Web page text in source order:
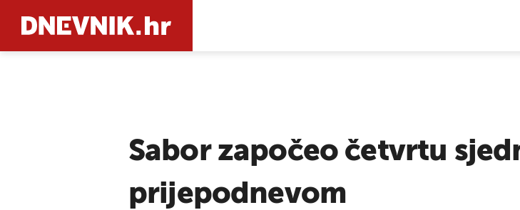
Sabor započeo četvrtu
prijepodnevom